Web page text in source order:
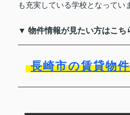
も充実している学校となってい
▼ 物件情報が見たい方はこち
長崎市の賃貸物